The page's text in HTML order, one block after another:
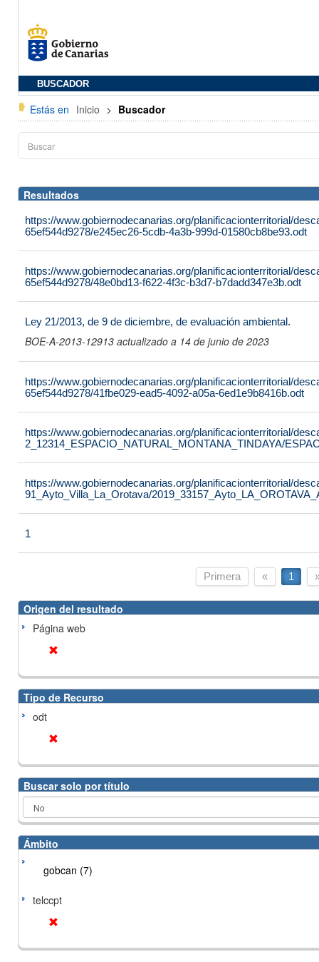
BUSCADOR
Estás en Inicio > Buscador
Resultados
https://www.gobiernodecanarias.org/planificacionterritorial/
65ef544d9278/e245ec26-5cdb-4a3b-999d-01580cb8be93.odt
https://www.gobiernodecanarias.org/planificacionterritorial/
65ef544d9278/48e0bd13-f622-4f3c-b3d7-b7dadd347e3b.odt
Ley 21/2013, de 9 de diciembre, de evaluación ambiental.
BOE-A-2013-12913 actualizado a 14 de junio de 2023
https://www.gobiernodecanarias.org/planificacionterritorial/
65ef544d9278/41fbe029-ead5-4092-a05a-6ed1e9b8416b.odt
https://www.gobiernodecanarias.org/planificacionterritorial/
2_12314_ESPACIO_NATURAL_MONTANA_TINDAYA/
https://www.gobiernodecanarias.org/planificacionterritorial/
91_Ayto_Villa_La_Orotava/
1
Primera « 1
Origen del resultado
Página web
Tipo de Recurso
odt
Buscar solo por título
Ámbito
gobcan (7)
telccpt